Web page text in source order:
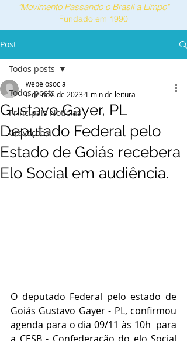
"Movimento Passando o Brasil a Limpo"
Fundado em 1990
Post
Todos posts
Principais Notícias
Gravações
Todos posts
Gustavo Gayer, PL
Deputado Federal pelo
Estado de Goiás recebera
Elo Social em audiência.
webelosocial
6 de nov. de 2023 1 min de leitura
O deputado Federal pelo estado de
Goiás Gustavo Gayer - PL, confirmou
agenda para o dia 09/11 às 10h  para